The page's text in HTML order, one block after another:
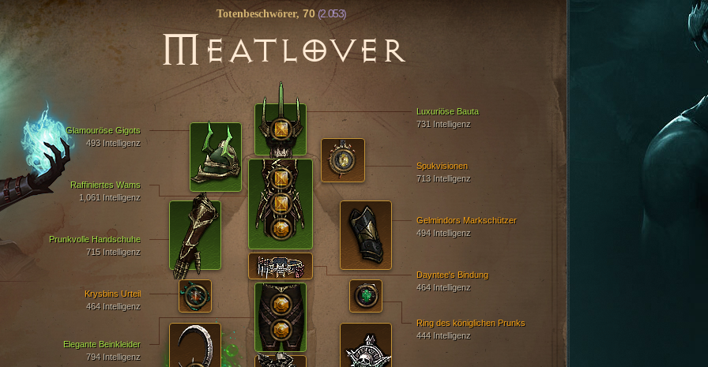
Totenbeschwörer, 70(2.053)
MEATLOVER
Luxuriöse Bauta
731 Intelligenz
Raffiniertes Wams
1,061 Intelligenz
Prunkvolle Handschuhe
715 Intelligenz
Glamouröse Gigots
493 Intelligenz
Elegante Beinkleider
794 Intelligenz
Gelmindors Markschützer
494 Intelligenz
Dayntee's Bindung
464 Intelligenz
Ring des königlichen Prunks
444 Intelligenz
Krysbins Urteil
464 Intelligenz
Spukvisionen
713 Intelligenz